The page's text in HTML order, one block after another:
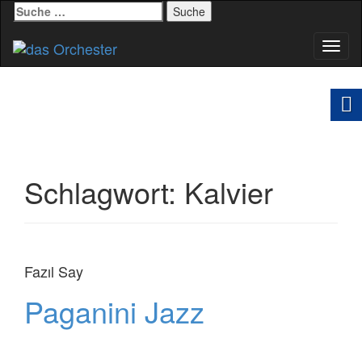
Suche
nach:
Schlagwort: Kalvier
Fazıl Say
Paganini Jazz